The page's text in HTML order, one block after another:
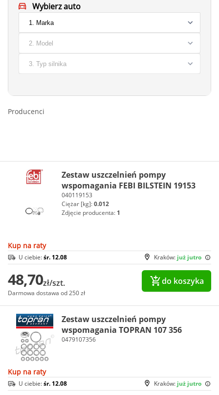
Wybierz auto
Producenci
Zestaw uszczelnień pompy
wspomagania FEBI BILSTEIN 19153
040119153
Ciężar [kg]:0.012
Zdjęcie producenta: 1
Kup na raty
Kraków: już jutro
U ciebie:śr. 12.08
48,70zł/szt.
Darmowa dostawa od 250 zł
do koszyka
Zestaw uszczelnień pompy
wspomagania TOPRAN 107 356
0479107356
Kup na raty
Kraków: już jutro
U ciebie:śr. 12.08